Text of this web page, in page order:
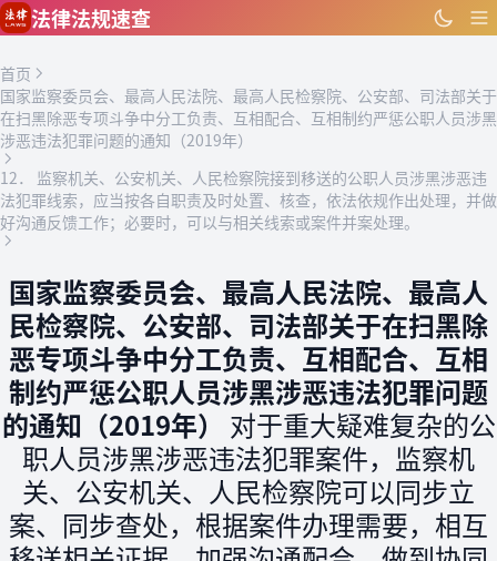
跳到主要内容
法律法规速查
首页
国家监察委员会、最高人民法院、最高人民检察院、公安部、司法部关于
在扫黑除恶专项斗争中分工负责、互相配合、互相制约严惩公职人员涉黑
涉恶违法犯罪问题的通知（2019年）
12． 监察机关、公安机关、人民检察院接到移送的公职人员涉黑涉恶违
法犯罪线索，应当按各自职责及时处置、核查，依法依规作出处理，并做
好沟通反馈工作；必要时，可以与相关线索或案件并案处理。
国家监察委员会、最高人民法院、最高人
民检察院、公安部、司法部关于在扫黑除
恶专项斗争中分工负责、互相配合、互相
制约严惩公职人员涉黑涉恶违法犯罪问题
的通知（2019年） 对于重大疑难复杂的公
职人员涉黑涉恶违法犯罪案件，监察机
关、公安机关、人民检察院可以同步立
案、同步查处，根据案件办理需要，相互